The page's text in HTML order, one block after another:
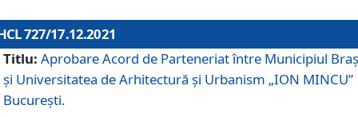
727/17.12.2021
Titlu: Aprobare Acord de Parteneriat între Municipiul
și Universitatea de Arhitectură și Urbanism „ION MINCU”
București.